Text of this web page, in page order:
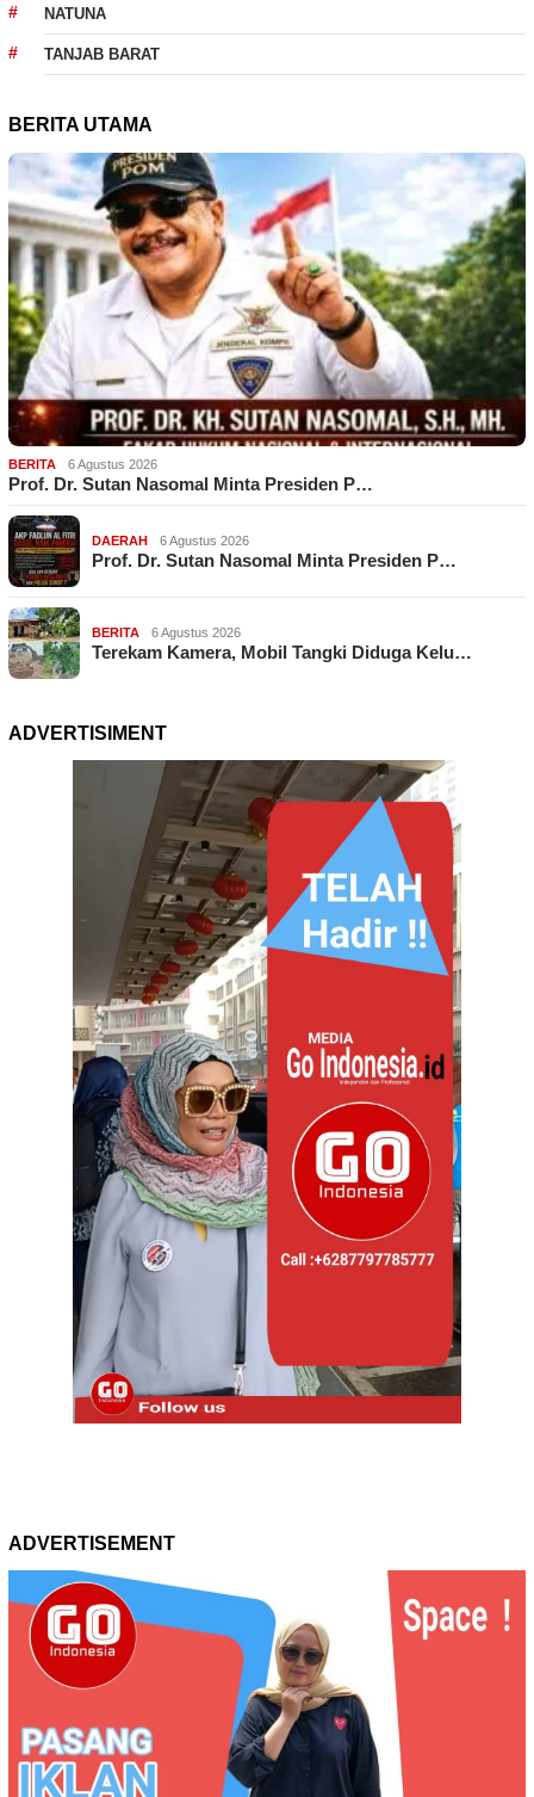
NATUNA
TANJAB BARAT
BERITA UTAMA
BERITA 6 Agustus 2026
Prof. Dr. Sutan Nasomal Minta Presiden P…
DAERAH 6 Agustus 2026
Prof. Dr. Sutan Nasomal Minta Presiden P…
BERITA 6 Agustus 2026
Terekam Kamera, Mobil Tangki Diduga Kelu…
ADVERTISIMENT
ADVERTISEMENT